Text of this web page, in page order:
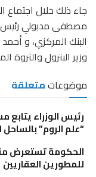
جاء ذلك خلال اجتماع
مصطفى مدبولي رئيس
البنك المركزي، و
وزير البترول والثروة
موضوعاتمتعلقة
رئيس الوزراء
“علم الروم”
الحكومة تستعرض
للمطورين العقاريين